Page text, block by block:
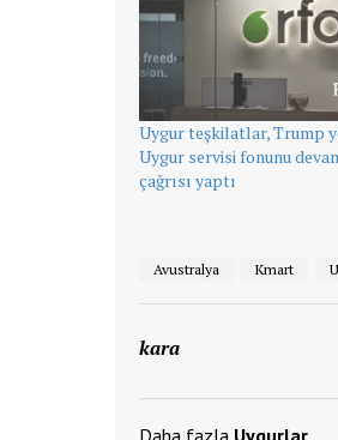
Uygur teşkilatlar, Trump
Uygur servisi fonunu
çağrısı yaptı
Avustralya Kmart
kara